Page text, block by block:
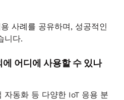
사례를 공유하며, 성공적인
니다.
어디에 사용할 수 있나
자동화 등 다양한 IoT 응용 분